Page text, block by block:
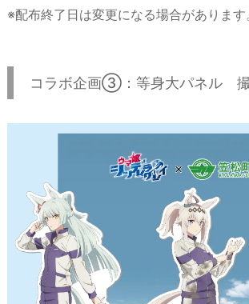
※配布終了日は変更になる場合があります
コラボ企画③：等身大パネル 撮